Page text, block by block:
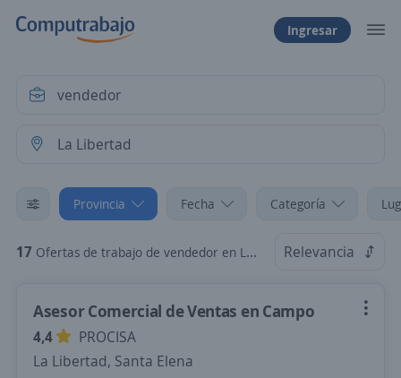
Ingresar
Provincia Fecha Categoría
17 Ofertas de trabajo de vendedor en La Libertad, Santa Elena Relevancia
Asesor Comercial de Ventas en Campo
4,4
PROCISA
La Libertad, Santa Elena